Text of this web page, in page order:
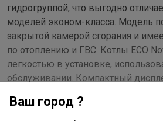
гидрогруппой, что выгодно
моделей эконом-класса. Модель
закрытой камерой сгорания и
по отоплению и ГВС. Котлы ECO
легкостью в установке,
обслуживании. Компактный
Ваш город ?